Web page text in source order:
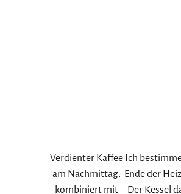
Verdienter Kaffee
am Nachmittag,
kombiniert mit
Ich
Ende der
Der Kessel